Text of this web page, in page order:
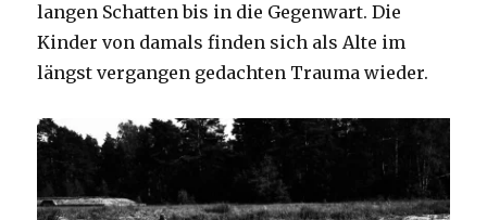
langen Schatten bis in die Gegenwart. Die
Kinder von damals finden sich als Alte im
längst vergangen gedachten Trauma wieder.